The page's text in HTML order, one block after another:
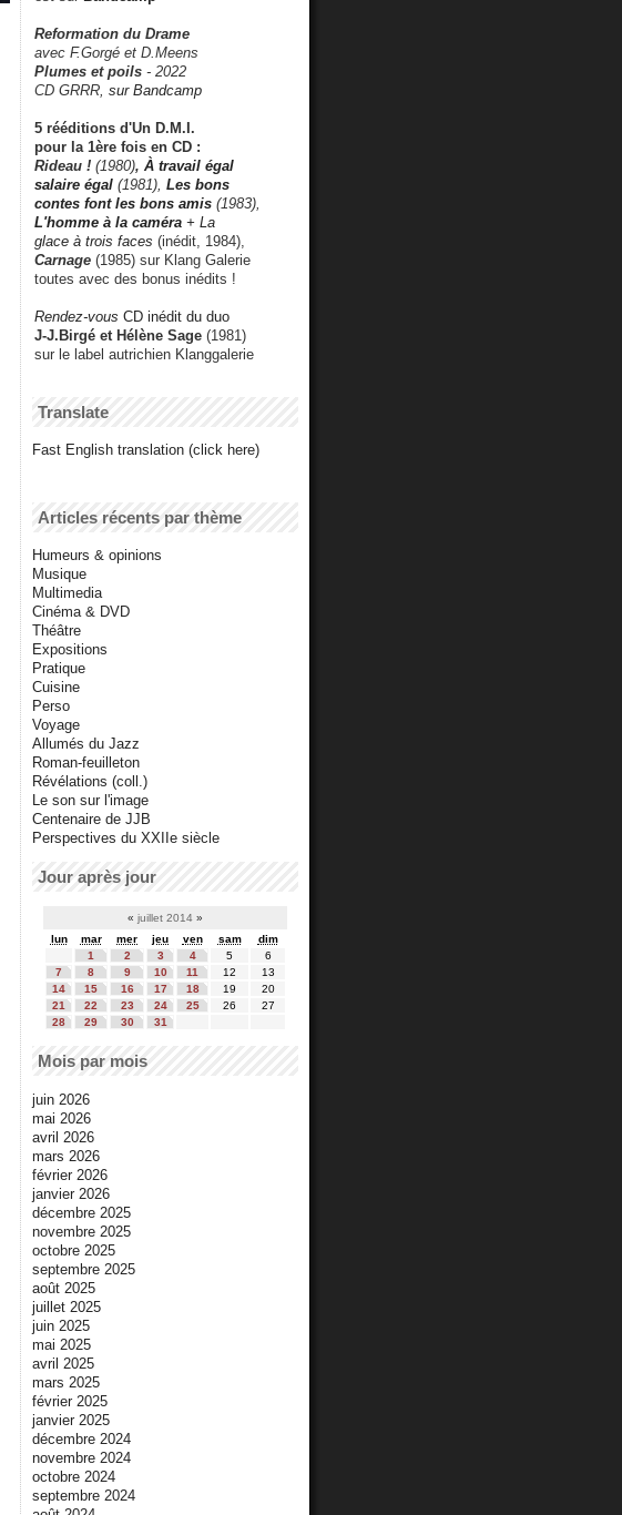
Reformation du Drame
avec F.Gorgé et D.Meens
Plumes et poils - 2022
CD GRRR, sur Bandcamp
5 rééditions d'Un D.M.I.
pour la 1ère fois en CD :
Rideau ! (1980), À travail égal
salaire égal (1981), Les bons
contes font les bons amis (1983),
L'homme à la caméra + La
glace à trois faces (inédit, 1984),
Carnage (1985) sur Klang Galerie
toutes avec des bonus inédits !
Rendez-vous CD inédit du duo
J-J.Birgé et Hélène Sage (1981)
sur le label autrichien Klanggalerie
Translate
Fast English translation (click here)
Articles récents par thème
Humeurs & opinions
Musique
Multimedia
Cinéma & DVD
Théâtre
Expositions
Pratique
Cuisine
Perso
Voyage
Allumés du Jazz
Roman-feuilleton
Révélations (coll.)
Le son sur l'image
Centenaire de JJB
Perspectives du XXIIe siècle
Jour après jour
« juillet 2014 »
lun
mar mer jeu ven sam
dim
1
2 3 4 5
6
7
8 9 10 11 12
13
14
15 16 17 18 19
20
21
22 23 24 25 26
27
28
29 30 31
Mois par mois
juin 2026
mai 2026
avril 2026
mars 2026
février 2026
janvier 2026
décembre 2025
novembre 2025
octobre 2025
septembre 2025
août 2025
juillet 2025
juin 2025
mai 2025
avril 2025
mars 2025
février 2025
janvier 2025
décembre 2024
novembre 2024
octobre 2024
septembre 2024